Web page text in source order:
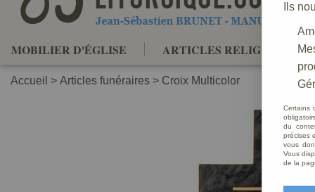
MOBILIER D'ÉGLISE ARTICLES RELIGIEUX
Accueil > Articles funéraires > Croix Multicolor
Ils
Certains
du
précises
vous
Vous
de la